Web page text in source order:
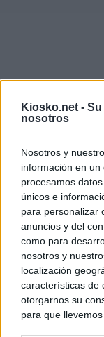
Kiosko.net - Su
nosotros
Nosotros y
información en un
procesamos
únicos e
para personalizar
anuncios y del
como para
nosotros y
localización
características de
otorgarnos su
para que
© Kiosko.net